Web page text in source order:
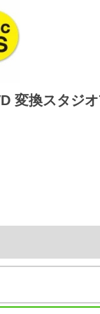
変換スタジ